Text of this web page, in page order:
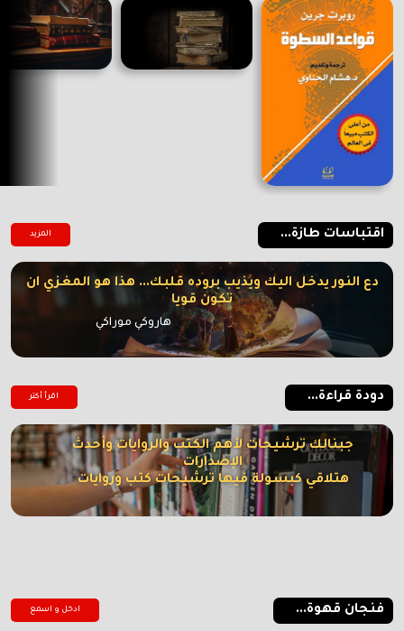
اقتباسات طازة... المزيد
دع النور يدخل اليك ويذيب بروده قلبك... هذا هو المغزي ان
تكون قويا
هاروكي موراكي
دودة قراءة... اقرأ أكتر
جبنالك ترشيحات لأهم الكتب والروايات وأحدث
الإصدارات
هتلاقي كبسولة فيها ترشيحات كتب وروايات
فنجان قهوة... ادخل و اسمع